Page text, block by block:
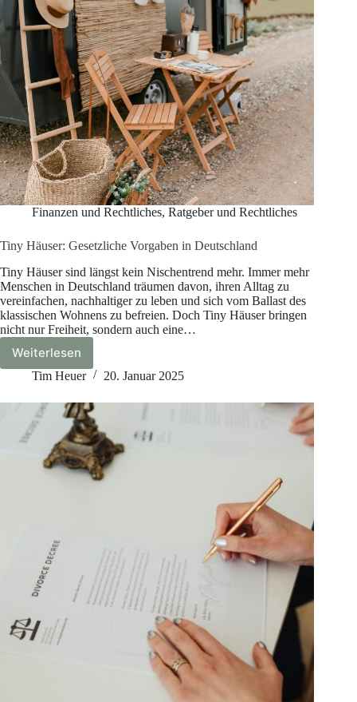
Finanzen und Rechtliches, Ratgeber und Rechtliches
Tiny Häuser: Gesetzliche Vorgaben in Deutschland
Tiny Häuser sind längst kein Nischentrend mehr. Immer mehr
Menschen in Deutschland träumen davon, ihren Alltag zu
vereinfachen, nachhaltiger zu leben und sich vom Ballast des
klassischen Wohnens zu befreien. Doch Tiny Häuser bringen
nicht nur Freiheit, sondern auch eine…
Weiterlesen
Tiny
Häuser:
Vorgaben
Deutschland
Tim Heuer 20. Januar 2025